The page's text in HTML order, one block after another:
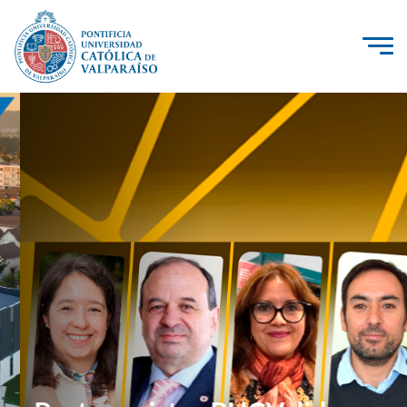
Click acá para ir directamente al contenido
La Universidad
Investigación, Creación e Innovación
PUCV Internacional
Vinculación con el Medio
Admisión
Pregrado
Postgrado
Formación Continua